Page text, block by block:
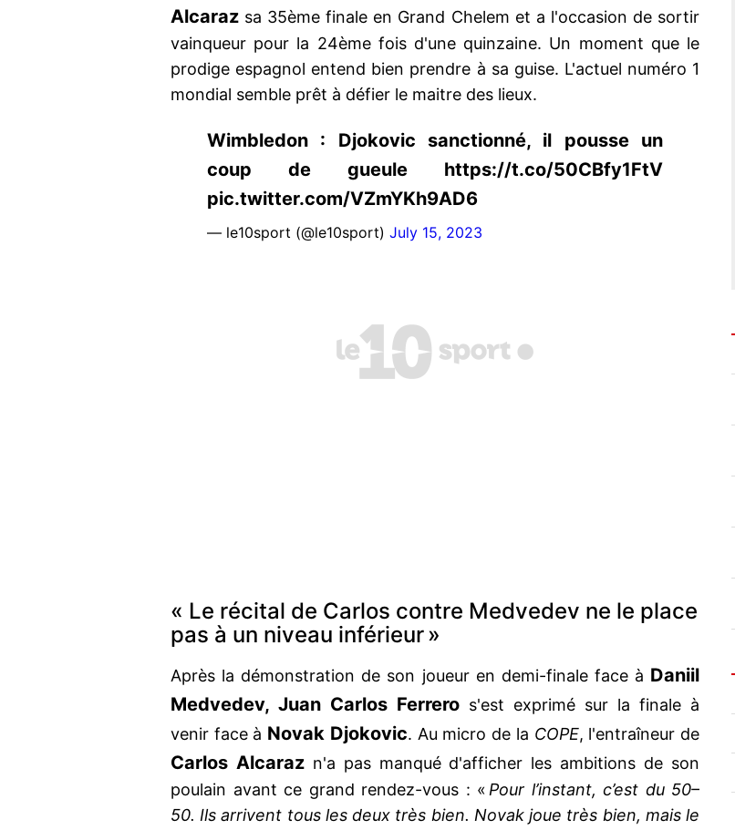
Alcaraz sa 35ème finale en Grand Chelem et a l'occasion de sortir
vainqueur pour la 24ème fois d'une quinzaine. Un moment que le
prodige espagnol entend bien prendre à sa guise. L'actuel numéro 1
mondial semble prêt à défier le maitre des lieux.
Wimbledon : Djokovic sanctionné, il pousse un
coup de gueule https://t.co/50CBfy1FtV
pic.twitter.com/VZmYKh9AD6
— le10sport (@le10sport) July 15, 2023
« Le récital de Carlos contre Medvedev ne le place
pas à un niveau inférieur »
Après la démonstration de son joueur en demi-finale face à Daniil
Medvedev, Juan Carlos Ferrero s'est exprimé sur la finale à
venir face à Novak Djokovic. Au micro de la COPE, l'entraîneur de
Carlos Alcarazn'a pas manqué d'afficher les ambitions de son
poulain avant ce grand rendez-vous : «Pour l’instant, c’est du 50–
50. Ils arrivent tous les deux très bien. Novak joue très bien, mais le